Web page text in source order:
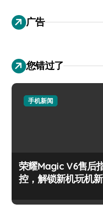
广告
您错过了
手机新闻
荣耀Magic V6售后
控，解锁新机玩机新